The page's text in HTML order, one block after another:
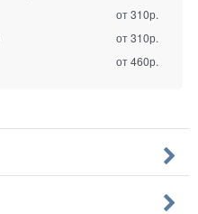
от 310р.
от 310р.
от 460р.